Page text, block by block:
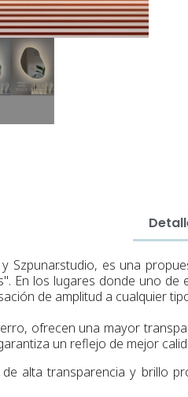
Szpunar.studio, es una
En los lugares donde uno
de amplitud a cualquier
, ofrecen una mayor
un reflejo de mejor
alta transparencia y brillo